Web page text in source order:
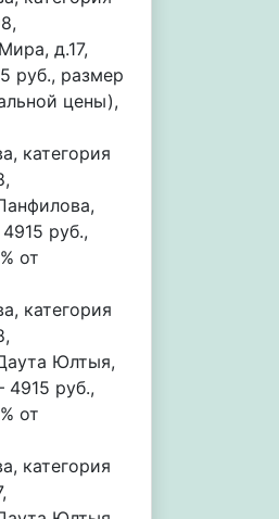
д.17,
руб., размер
цены),
категория
руб.,
от
категория
Юлтыя,
руб.,
от
категория